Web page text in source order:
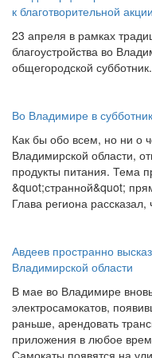
к благотворительной
23 апреля в рамках
благоустройства во
общегородской субботник.
Во Владимире в
Как бы обо всем, но ни о
Владимирской области,
продукты питания. Тема
&quot;странной&quot;
Глава региона
Авдеев пространно
Владимирской области
В мае во Владимире
электросамокатов,
раньше, арендовать
приложения в любое
Самокаты появятся на